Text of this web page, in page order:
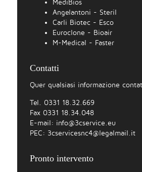
MediBios
Angelantoni - Steril
Carli Biotec - Esco
Euroclone - Bioair
M-Medical - Faster
Contatti
Quer qualsiasi informazione
Tel. 0331 18.32.669
Fax 0331 18.34.048
E-mail: info@3cservice.eu
PEC: 3cservicesnc4@legalmail.it
Pronto intervento